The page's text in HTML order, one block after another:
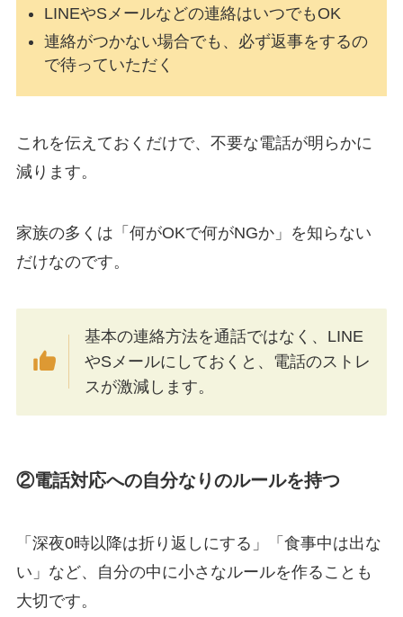
LINEやSメールなどの連絡はいつでもOK
連絡がつかない場合でも、必ず返事をするの
で待っていただく
これを伝えておくだけで、不要な電話が明らかに
減ります。
家族の多くは「何がOKで何がNGか」を知らない
だけなのです。
基本の連絡方法を通話ではなく、LINE
やSメールにしておくと、電話のストレ
スが激減します。
②電話対応への自分なりのルールを持つ
「深夜0時以降は折り返しにする」「食事中は出な
い」など、自分の中に小さなルールを作ることも
大切です。